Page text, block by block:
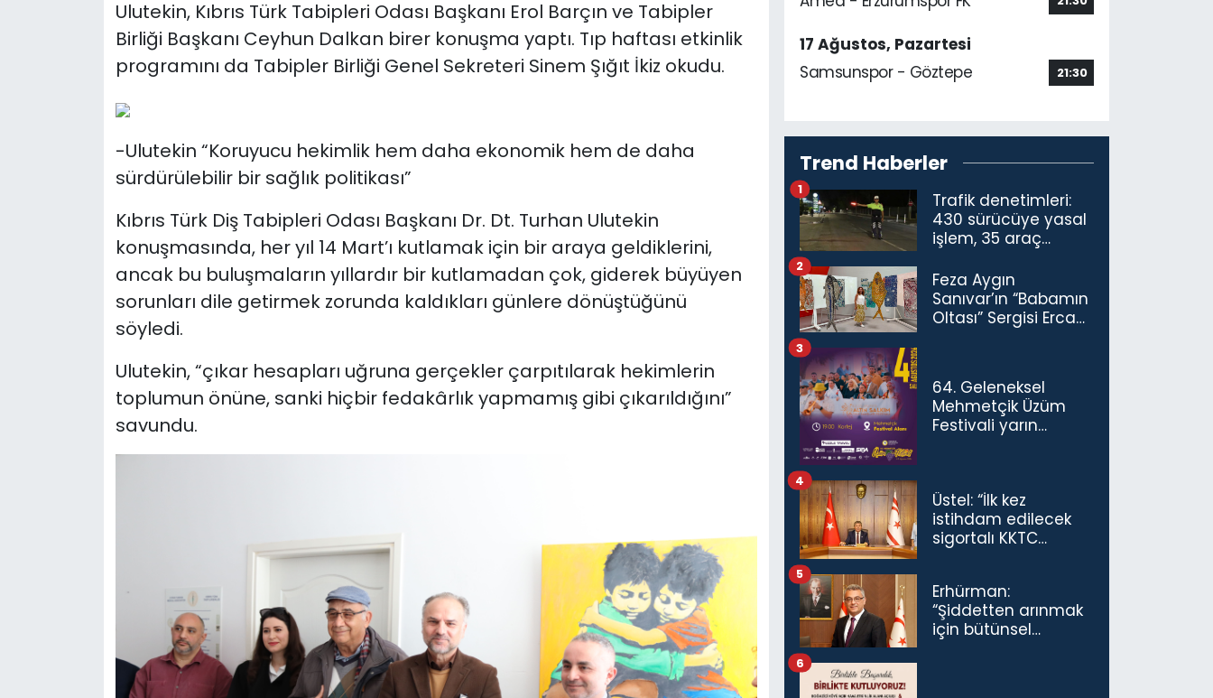
Ulutekin, Kıbrıs Türk Tabipleri Odası Başkanı Erol Barçın ve Tabipler
Birliği Başkanı Ceyhun Dalkan birer konuşma yaptı. Tıp haftası etkinlik
programını da Tabipler Birliği Genel Sekreteri Sinem Şığıt İkiz okudu.
-Ulutekin “Koruyucu hekimlik hem daha ekonomik hem de daha
sürdürülebilir bir sağlık politikası”
Kıbrıs Türk Diş Tabipleri Odası Başkanı Dr. Dt. Turhan Ulutekin
konuşmasında, her yıl 14 Mart’ı kutlamak için bir araya geldiklerini,
ancak bu buluşmaların yıllardır bir kutlamadan çok, giderek büyüyen
sorunları dile getirmek zorunda kaldıkları günlere dönüştüğünü
söyledi.
Ulutekin, “çıkar hesapları uğruna gerçekler çarpıtılarak hekimlerin
toplumun önüne, sanki hiçbir fedakârlık yapmamış gibi çıkarıldığını”
savundu.
17 Ağustos, Pazartesi
Samsunspor - Göztepe
21:30
Trend Haberler
Trafik denetimleri:
430 sürücüye yasal
işlem, 35 araç
1
Feza Aygın
Sanıvar’ın “Babamın
Oltası” Sergisi Ercan
2
64. Geleneksel
Mehmetçik Üzüm
Festivali yarın
3
Üstel: “İlk kez
istihdam edilecek
sigortalı KKTC
bin TL'ye çıkardık”
4
Erhürman:
“Şiddetten arınmak
için bütünsel
5
6